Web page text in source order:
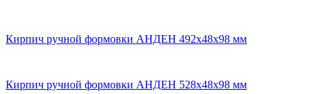
Кирпич ручной формовки АНДЕН 492x48x98 мм
Кирпич ручной формовки АНДЕН 528х48х98 мм